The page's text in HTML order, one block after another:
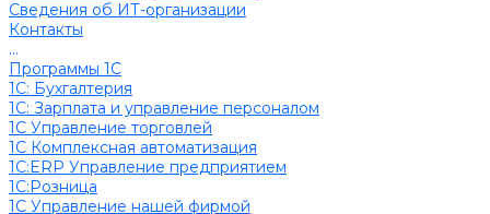
Сведения об ИТ-организации
Контакты
...
Программы 1С
1C: Бухгалтерия
1С: Зарплата и управление персоналом
1С Управление торговлей
1С Комплексная автоматизация
1С:ERP Управление предприятием
1С:Розница
1С Управление нашей фирмой